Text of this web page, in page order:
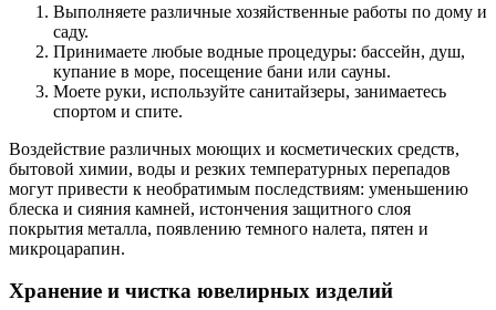
Выполняете различные хозяйственные работы по дому и
саду.
Принимаете любые водные процедуры: бассейн, душ,
купание в море, посещение бани или сауны.
Моете руки, используйте санитайзеры, занимаетесь
спортом и спите.
Воздействие различных моющих и косметических средств,
бытовой химии, воды и резких температурных перепадов
могут привести к необратимым последствиям: уменьшению
блеска и сияния камней, истончения защитного слоя
покрытия металла, появлению темного налета, пятен и
микроцарапин.
Хранение и чистка ювелирных изделий